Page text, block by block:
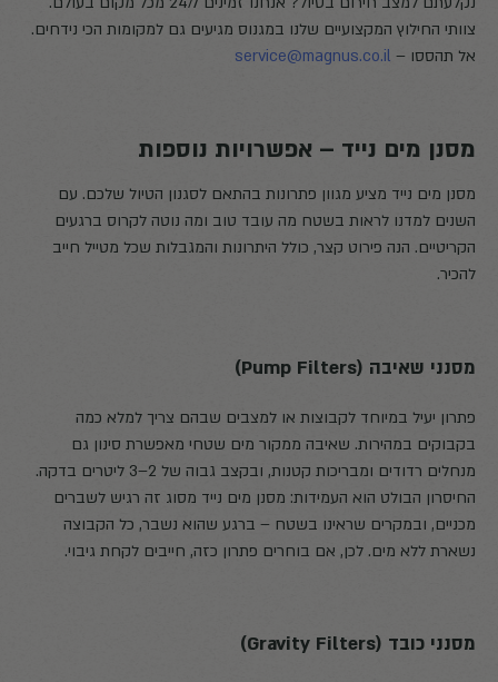
צוותי החילוץ המקצועיים שלנו במגנוס מגיעים גם למקומות הכי נידחים.
אל תהססו – service@magnus.co.il
מסנן מים נייד – אפשרויות נוספות
מסנן מים נייד מציע מגוון פתרונות בהתאם לסגנון הטיול שלכם. עם
השנים למדנו לראות בשטח מה עובד טוב ומה נוטה לקרוס ברגעים
הקריטיים. הנה פירוט קצר, כולל היתרונות והמגבלות שכל מטייל חייב
להכיר.
מסנני שאיבה (Pump Filters)
פתרון יעיל במיוחד לקבוצות או למצבים שבהם צריך למלא כמה
בקבוקים במהירות. שאיבה ממקור מים שטחי מאפשרת סינון גם
מנחלים רדודים ומבריכות קטנות, ובקצב גבוה של 2–3 ליטרים בדקה.
החיסרון הבולט הוא העמידות: מסנן מים נייד מסוג זה רגיש לשברים
מכניים, ובמקרים שראינו בשטח – ברגע שהוא נשבר, כל הקבוצה
נשארת ללא מים. לכן, אם בוחרים פתרון כזה, חייבים לקחת גיבוי.
מסנני כובד (Gravity Filters)